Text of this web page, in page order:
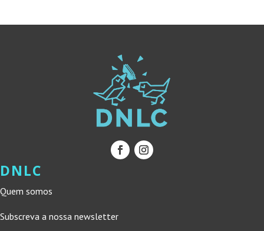
DNLC
Quem somos
Subscreva a nossa newsletter